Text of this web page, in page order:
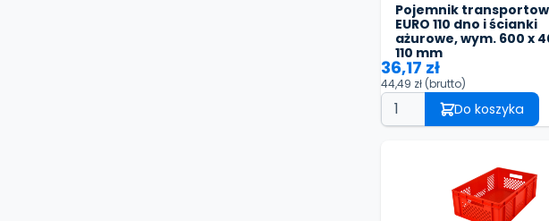
Pojemnik
EURO 110 dno i ścianki
ażurowe, wym. 600 x
110 mm
36,17 zł
44,49 zł (brutto)
Do koszyka